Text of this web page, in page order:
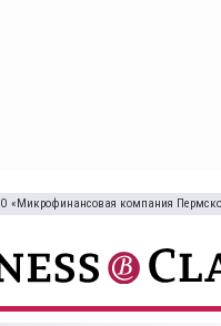
«Микрофинансовая компания